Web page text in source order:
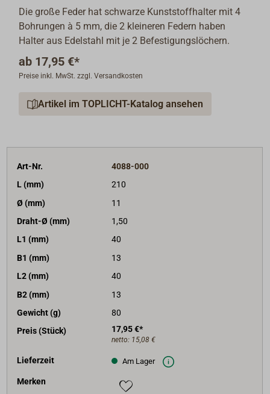
Die große Feder hat schwarze Kunststoffhalter mit 4
Bohrungen à 5 mm, die 2 kleineren Federn haben
Halter aus Edelstahl mit je 2 Befestigungslöchern.
ab 17,95 €*
Preise inkl. MwSt. zzgl. Versandkosten
Artikel im TOPLICHT-Katalog ansehen
Art-Nr.
4088-000
L (mm)
210
Ø (mm)
11
Draht-Ø (mm)
1,50
L1 (mm)
40
B1 (mm)
13
L2 (mm)
40
B2 (mm)
13
Gewicht (g)
80
Preis (Stück)
17,95 €*
netto: 15,08 €
Lieferzeit Am Lager
Merken